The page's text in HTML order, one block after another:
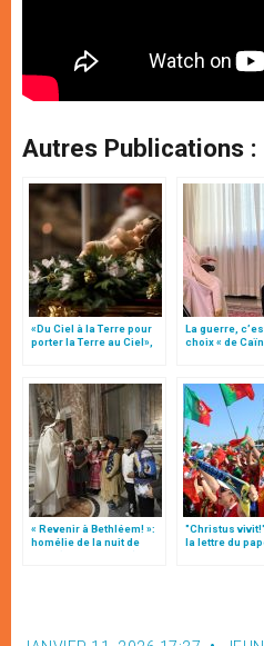
Autres Publications :
«Du Ciel à la Terre pour
porter la Terre au Ciel»,
La guerre,
choix « de
« Revenir à Bethléem! »:
homélie de la nuit de
Noël (texte complet)
"Christus
la lettre du